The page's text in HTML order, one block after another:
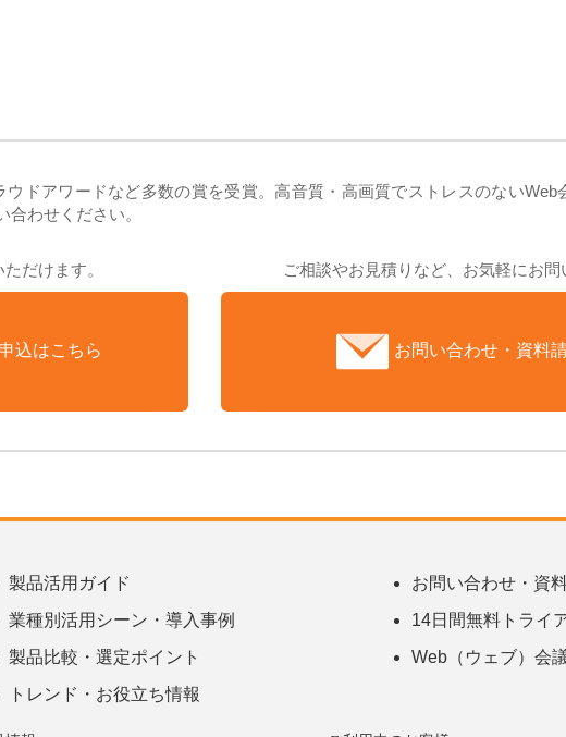
ドアワードなど多数の賞を受賞。高音質・高画質でストレスのないWeb
わせください。
だけます。
込はこちら
ご相談やお見積りなど、お気軽にお問
お問い合わせ・資料
製品活用ガイド
業種別活用シーン・導入事例
製品比較・選定ポイント
トレンド・お役立ち情報
お問い合わせ・資
14日間無料トライ
Web（ウェブ）会